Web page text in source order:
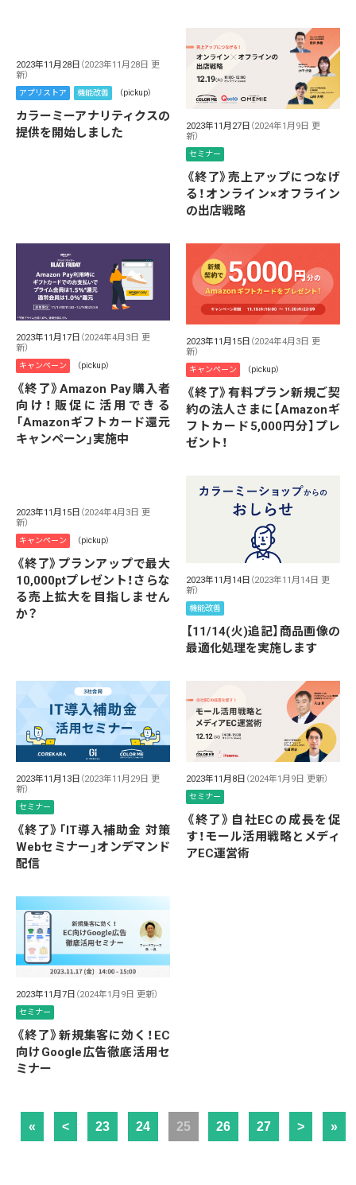
2023年11月28日 （2023年11月28日 更
新）
アプリストア 機能改善 （pickup）
カラーミーアナリティクスの
提供を開始しました
2023年11月27日 （2024年1月9日 更
新）
セミナー
《終了》売上アップにつなげ
る！オンライン×オフライン
の出店戦略
2023年11月17日 （2024年4月3日 更
新）
キャンペーン （pickup）
《終了》Amazon Pay購入者
向け！販促に活用できる
「Amazonギフトカード還元
キャンペーン」実施中
2023年11月15日 （2024年4月3日 更
新）
キャンペーン （pickup）
《終了》有料プラン新規ご契
約の法人さまに【Amazonギ
フトカード5,000円分】プレ
ゼント！
2023年11月15日 （2024年4月3日 更
新）
キャンペーン （pickup）
《終了》プランアップで最大
10,000ptプレゼント！さらな
る売上拡大を目指しません
か？
2023年11月14日 （2023年11月14日 更
新）
機能改善
【11/14(火)追記】商品画像の
最適化処理を実施します
2023年11月13日 （2023年11月29日 更
新）
セミナー
《終了》「IT導入補助金 対策
Webセミナー」オンデマンド
配信
2023年11月8日 （2024年1月9日 更新）
セミナー
《終了》自社ECの成長を促
す！モール活用戦略とメディ
アEC運営術
2023年11月7日 （2024年1月9日 更新）
セミナー
《終了》新規集客に効く！EC
向けGoogle広告徹底活用セ
ミナー
« < 23 24 25 26 27 > »